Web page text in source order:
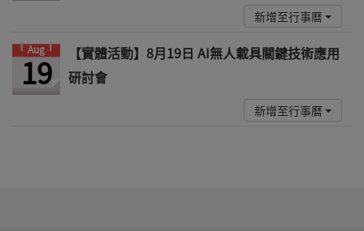
新增至行事曆
Aug
19
【實體活動】8月19日 AI無人載具關鍵技術應用
研討會
新增至行事曆